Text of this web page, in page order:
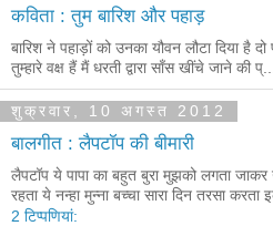
कविता : तुम बारिश और पहाड़
बारिश ने पहाड़ों को उनका यौवन लौटा दिया है
तुम्हारे वक्ष हैं मैं धरती द्वारा साँस खींचे जाने की प्...
शुक्रवार, 10 अगस्त 2012
बालगीत : लैपटॉप की बीमारी
लैपटॉप ये पापा का बहुत बुरा मुझको लगता जाकर
रहता ये नन्हा मुन्ना बच्चा सारा दिन तरसा करता
2 टिप्‍पणियां: